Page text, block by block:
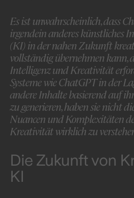
Es ist unwahrscheinlich, dass
irgendein anderes künstliches
(KI) in der nahen Zukunft
vollständig übernehmen kann,
Intelligenz und Kreativität
Systeme wie ChatGPT in der
andere Inhalte basierend auf
zu generieren, haben sie nicht
Nuancen und Komplexitäten
Kreativität wirklich zu
Die Zukunft von
KI